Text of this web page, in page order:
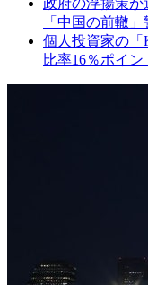
「中国の前轍
個人投資家の
比率16％ポイン